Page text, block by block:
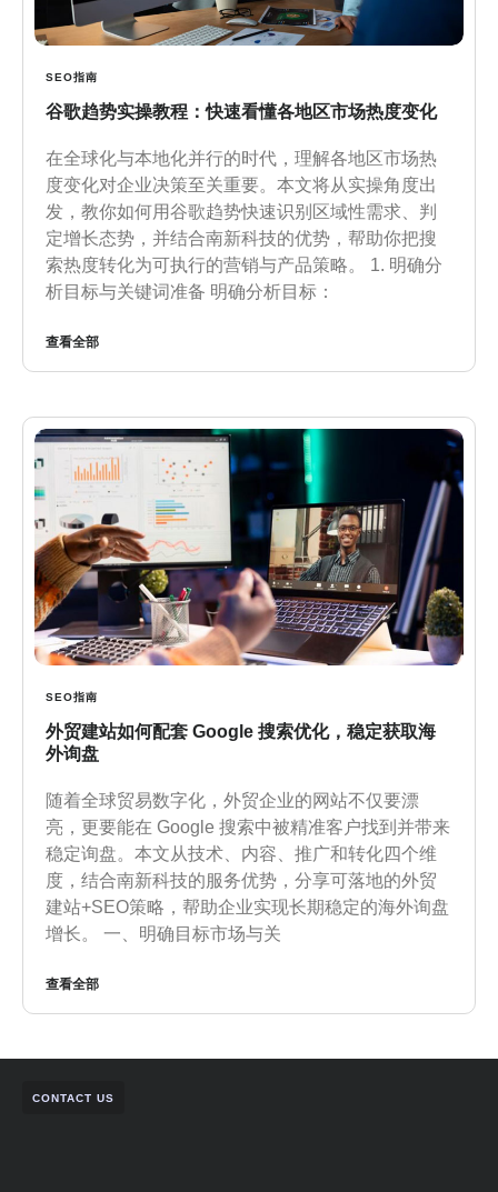
SEO指南
谷歌趋势实操教程：快速看懂各地区市场热度变化
在全球化与本地化并行的时代，理解各地区市场热
度变化对企业决策至关重要。本文将从实操角度出
发，教你如何用谷歌趋势快速识别区域性需求、判
定增长态势，并结合南新科技的优势，帮助你把搜
索热度转化为可执行的营销与产品策略。 1. 明确分
析目标与关键词准备 明确分析目标：
查看全部
SEO指南
外贸建站如何配套 Google 搜索优化，稳定获取海
外询盘
随着全球贸易数字化，外贸企业的网站不仅要漂
亮，更要能在 Google 搜索中被精准客户找到并带来
稳定询盘。本文从技术、内容、推广和转化四个维
度，结合南新科技的服务优势，分享可落地的外贸
建站+SEO策略，帮助企业实现长期稳定的海外询盘
增长。 一、明确目标市场与关
查看全部
CONTACT US